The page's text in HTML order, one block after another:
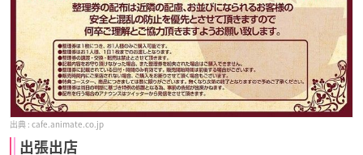
cafe.animate.co.jp
出張出店